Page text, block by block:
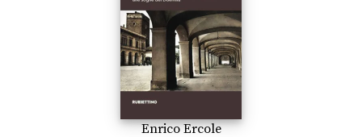
Enrico Ercole